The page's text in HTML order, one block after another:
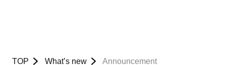
TOP What’s new Announcement